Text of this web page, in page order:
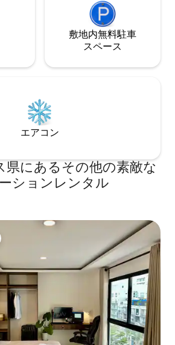
敷地内無料駐⁠車
ス⁠ペ⁠ー⁠ス
エアコン
県にあるその他の素敵な
ションレンタル
スです。